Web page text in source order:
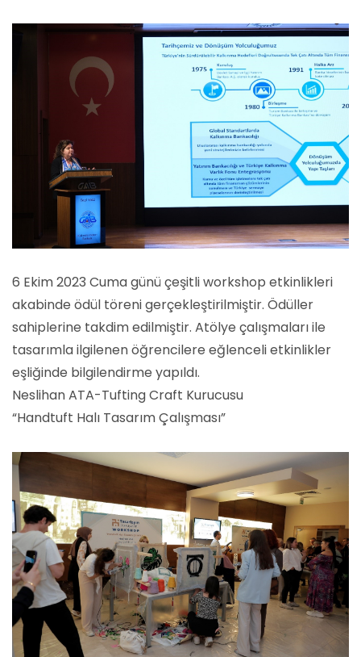
6 Ekim 2023 Cuma günü çeşitli workshop etkinlikleri
akabinde ödül töreni gerçekleştirilmiştir. Ödüller
sahiplerine takdim edilmiştir. Atölye çalışmaları ile
tasarımla ilgilenen öğrencilere eğlenceli etkinlikler
eşliğinde bilgilendirme yapıldı.
Neslihan ATA-Tufting Craft Kurucusu
“Handtuft Halı Tasarım Çalışması”